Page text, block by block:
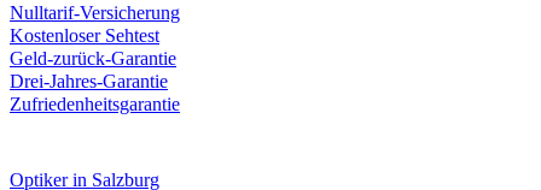
Nulltarif-Versicherung
Kostenloser Sehtest
Geld-zurück-Garantie
Drei-Jahres-Garantie
Zufriedenheitsgarantie
Optiker in Salzburg